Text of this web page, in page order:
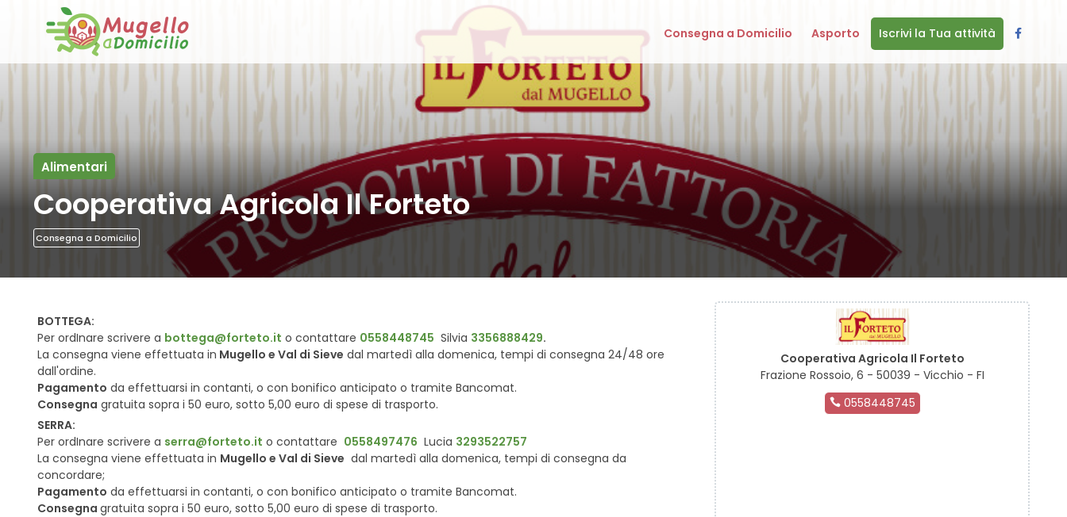
Consegna a Domicilio Asporto Iscrivi la Tua attività
Alimentari
Cooperativa Agricola Il Forteto
Consegna a Domicilio
BOTTEGA:
Per ordInare scrivere a bottega@forteto.it o contattare 0558448745 Silvia 3356888429.
La consegna viene effettuata in Mugello e Val di Sieve dal martedì alla domenica, tempi di consegna 24/48 ore
dall'ordine.
Pagamento da effettuarsi in contanti, o con bonifico anticipato o tramite Bancomat.
Consegna gratuita sopra i 50 euro, sotto 5,00 euro di spese di trasporto.
SERRA:
Per ordInare scrivere a serra@forteto.it o contattare 0558497476 Lucia 3293522757
La consegna viene effettuata in Mugello e Val di Sieve dal martedì alla domenica, tempi di consegna da
concordare;
Pagamento da effettuarsi in contanti, o con bonifico anticipato o tramite Bancomat.
Consegna gratuita sopra i 50 euro, sotto 5,00 euro di spese di trasporto.
Cooperativa Agricola Il Forteto
Frazione Rossoio, 6 - 50039 - Vicchio - FI
0558448745